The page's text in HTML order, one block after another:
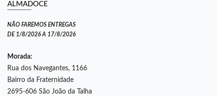
ALMADOCE
NÃO FAREMOS ENTREGAS
DE 1/8/2026 A 17/8/2026
Morada:
Rua dos Navegantes, 1166
Bairro da Fraternidade
2695-606 São João da Talha